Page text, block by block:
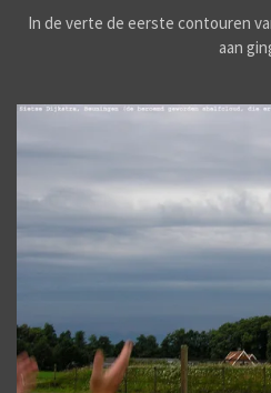
In de verte de eerste contouren
aan